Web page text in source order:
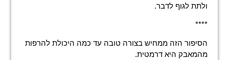
ולתת לגוף לדבר.
****
הסיפור הזה ממחיש בצורה טובה עד כמה היכולת להרפות
מהמאבק היא דרמטית.